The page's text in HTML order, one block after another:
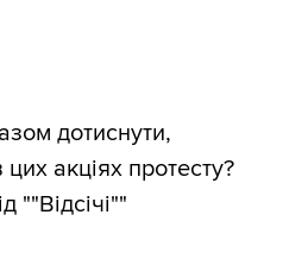
дотиснути,
акціях протесту?
""Відсічі""